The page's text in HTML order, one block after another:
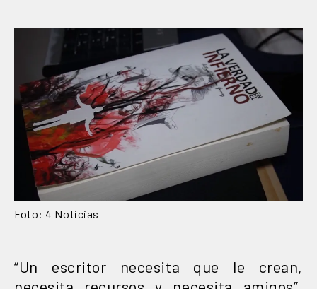
Foto: 4 Noticias
“Un escritor necesita que le crean,